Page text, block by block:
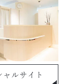
ャルサイト